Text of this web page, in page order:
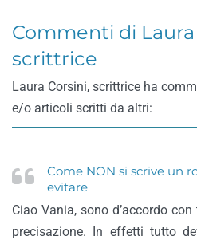
Commenti di Laura
scrittrice
Laura Corsini, scrittrice ha
e/o articoli scritti da altri:
Come NON si scrive un
evitare
Ciao Vania, sono d’accordo
precisazione. In effetti tutto